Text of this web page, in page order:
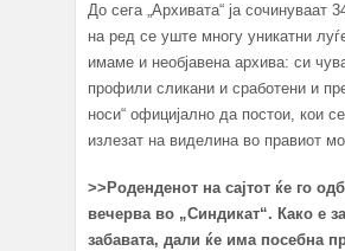
До сега „Архивата“ ја сочинуваат
на ред се уште многу уникатни
имаме и необјавена архива: си
профили сликани и сработени и
носи“ официјално да постои, кои
излезат на виделина во правиот
>> Роденденот на сајтот ќе го
вечерва во „Синдикат“. Како е
забавата, дали ќе има посебна